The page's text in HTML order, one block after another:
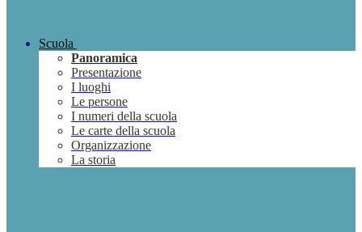
Scuola
Panoramica
Presentazione
I luoghi
Le persone
I numeri della scuola
Le carte della scuola
Organizzazione
La storia